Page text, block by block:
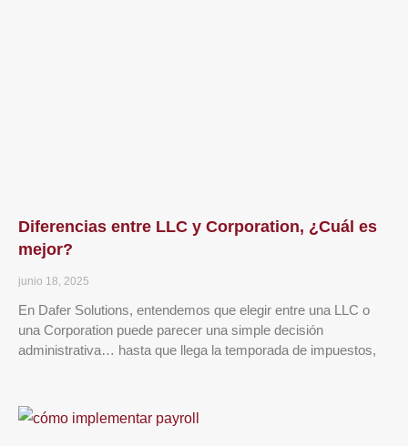
Diferencias entre LLC y Corporation, ¿Cuál es
mejor?
junio 18, 2025
En Dafer Solutions, entendemos que elegir entre una LLC o
una Corporation puede parecer una simple decisión
administrativa… hasta que llega la temporada de impuestos,